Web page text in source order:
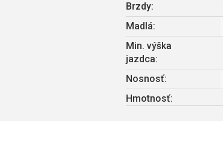
Brzdy:
Madlá:
Min. výška
jazdca:
Nosnosť:
Hmotnosť: